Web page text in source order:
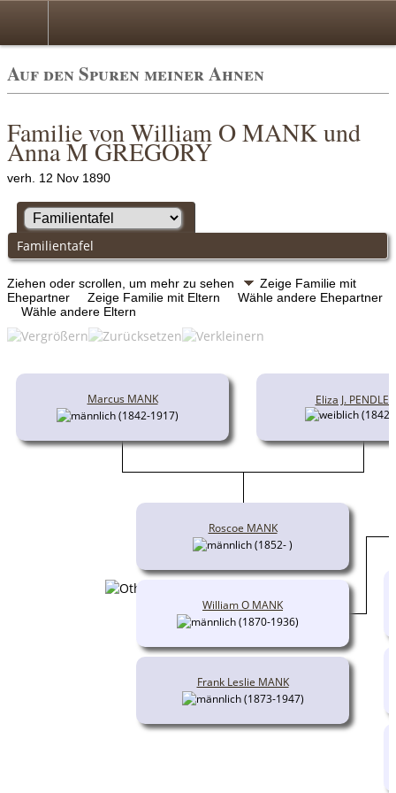
Auf den Spuren meiner Ahnen
Familie von William O MANK und
Anna M GREGORY
verh. 12 Nov 1890
Familientafel
Ziehen oder scrollen, um mehr zu sehen
Zeige Familie mit
Ehepartner
Zeige Familie mit Eltern
Wähle andere Ehepartner
Wähle andere Eltern
Marcus MANK
(1842-1917)
Eliza J.
(1842-
Roscoe MANK
(1852- )
Frank Leslie MANK
(1873-1947)
William O MANK
(1870-1936)